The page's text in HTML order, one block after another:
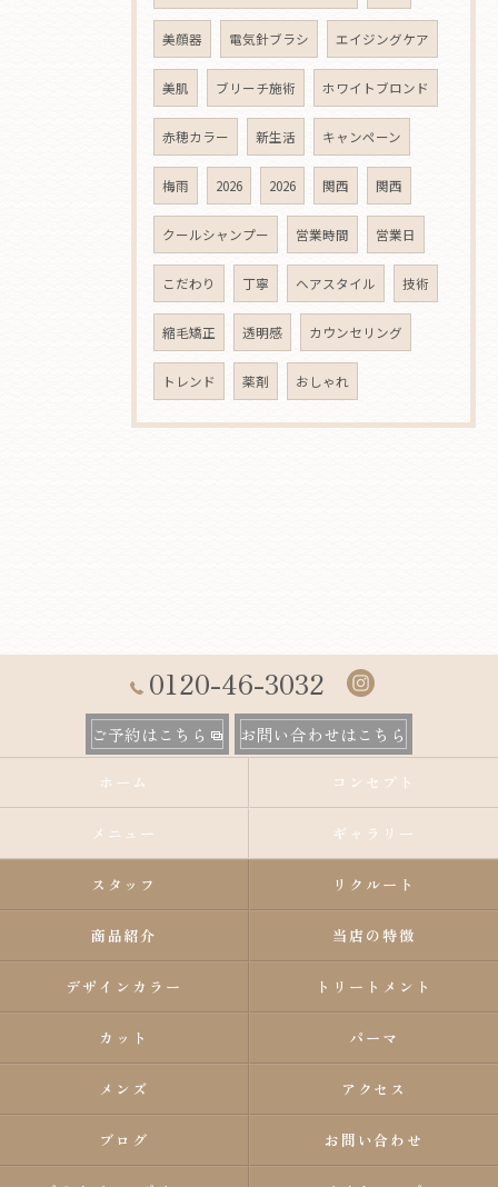
美顔器 電気針ブラシ エイジングケア
美肌 ブリーチ施術 ホワイトブロンド
赤穂カラー 新生活 キャンペーン
梅雨 2026 2026 関西 関西
クールシャンプー 営業時間 営業日
こだわり 丁寧 ヘアスタイル 技術
縮毛矯正 透明感 カウンセリング
トレンド 薬剤 おしゃれ
0120-46-3032
ご予約はこちら お問い合わせはこちら
ホーム コンセプト
メニュー ギャラリー
スタッフ リクルート
商品紹介 当店の特徴
デザインカラー トリートメント
カット パーマ
メンズ アクセス
ブログ お問い合わせ